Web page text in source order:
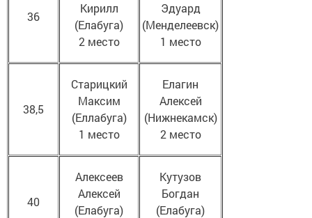
36
Кирилл
(Елабуга)
2 место
Эдуард
(Менделеевск)
1 место
38,5
Старицкий
Максим
(Еллабуга)
1 место
Елагин
Алексей
(Нижнекамск)
2 место
40
Алексеев
Алексей
(Елабуга)
Кутузов
Богдан
(Елабуга)